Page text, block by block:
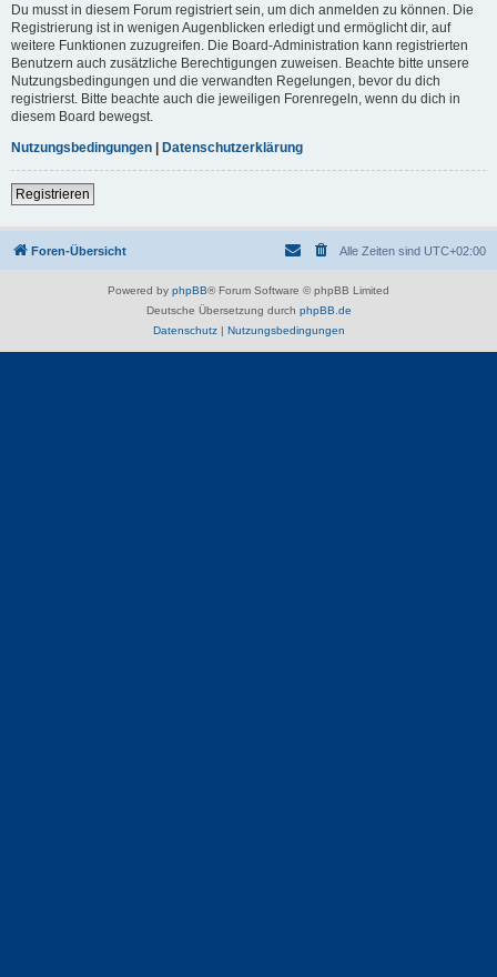
Du musst in diesem Forum registriert sein, um dich anmelden zu können. Die
Registrierung ist in wenigen Augenblicken erledigt und ermöglicht dir, auf
weitere Funktionen zuzugreifen. Die Board-Administration kann registrierten
Benutzern auch zusätzliche Berechtigungen zuweisen. Beachte bitte unsere
Nutzungsbedingungen und die verwandten Regelungen, bevor du dich
registrierst. Bitte beachte auch die jeweiligen Forenregeln, wenn du dich in
diesem Board bewegst.
Nutzungsbedingungen | Datenschutzerklärung
Registrieren
Foren-Übersicht Alle Zeiten sind UTC+02:00
Powered by phpBB® Forum Software © phpBB Limited
Deutsche Übersetzung durch phpBB.de
Datenschutz| Nutzungsbedingungen